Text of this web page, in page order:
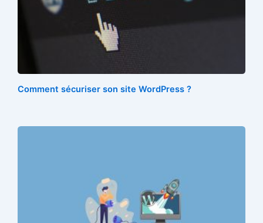
Comment sécuriser son site WordPress ?